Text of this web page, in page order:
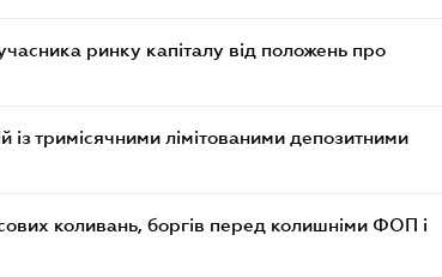
ринку капіталу від положень про
із тримісячними лімітованими депозитними
коливань, боргів перед колишніми ФОП і